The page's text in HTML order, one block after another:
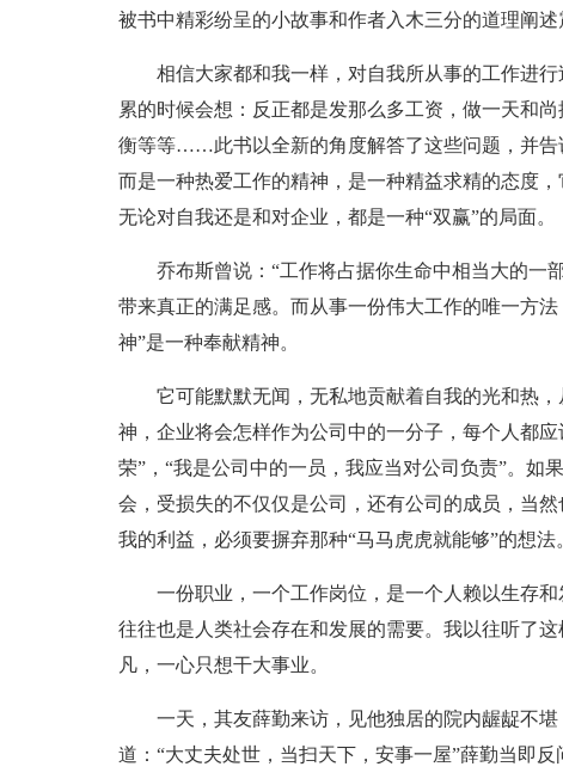
被书中精彩纷呈的小故事和作者入木三分的道理阐
相信大家都和我一样，对自我所从事的工作进
累的时候会想：反正都是发那么多工资，做一天和
衡等等……此书以全新的角度解答了这些问题，并告
而是一种热爱工作的精神，是一种精益求精的态度
无论对自我还是和对企业，都是一种“双赢”的局面。
乔布斯曾说：“工作将占据你生命中相当大的一
带来真正的满足感。而从事一份伟大工作的唯一方
神”是一种奉献精神。
它可能默默无闻，无私地贡献着自我的光和热
神，企业将会怎样作为公司中的一分子，每个人都
荣”，“我是公司中的一员，我应当对公司负责”。如
会，受损失的不仅仅是公司，还有公司的成员，当
我的利益，必须要摒弃那种“马马虎虎就能够”的想法。
一份职业，一个工作岗位，是一个人赖以生存
往往也是人类社会存在和发展的需要。我以往听了
凡，一心只想干大事业。
一天，其友薛勤来访，见他独居的院内龌龊不
道：“大丈夫处世，当扫天下，安事一屋”薛勤当即